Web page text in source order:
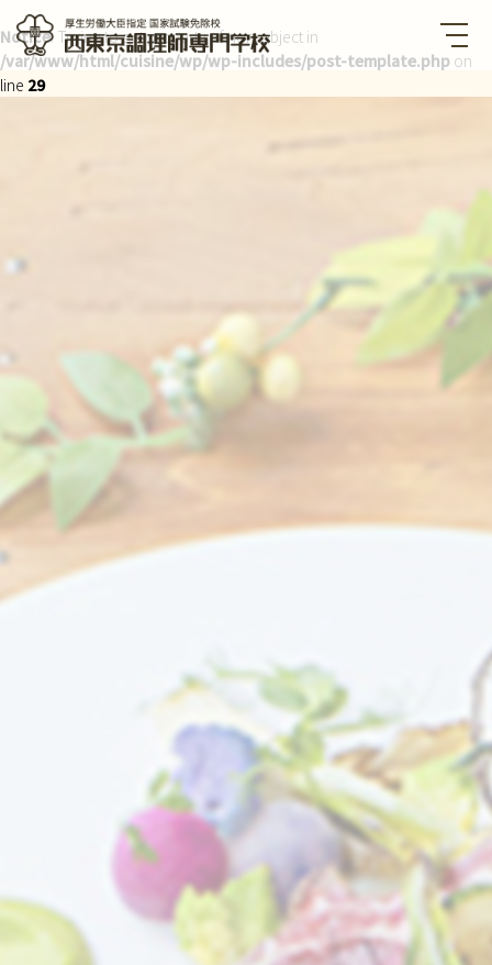
Notice: Trying to get property of non-object in
/var/www/html/cuisine/wp/wp-includes/post-template.php on
line 29
西東京調理師専門学校 厚生労